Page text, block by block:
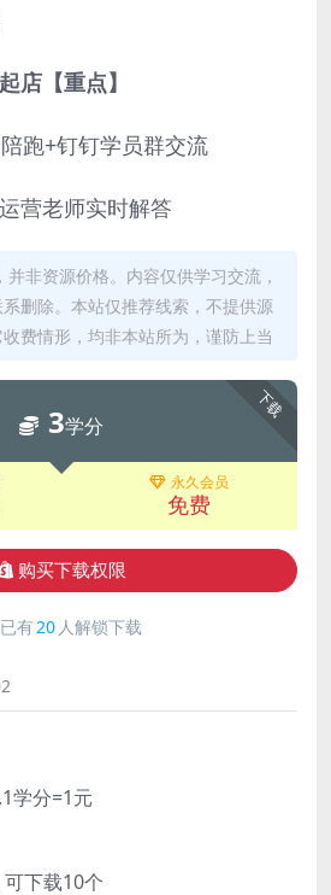
店【重点】
跑+钉钉学员群交流
营老师实时解答
非资源价格。内容仅供学习交流，
删除。本站仅推荐线索，不提供源
费情形，均非本站所为，谨防上当
下载
3学分
永久会员
免费
购买下载权限
已有20 人解锁下载
学分=1元
下载10个